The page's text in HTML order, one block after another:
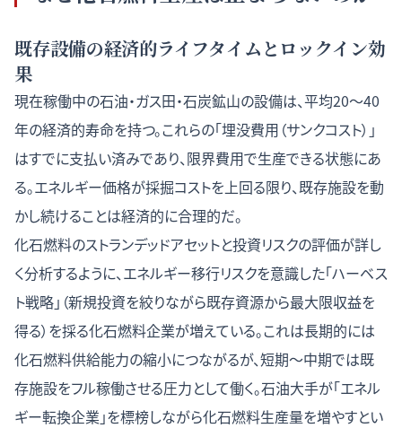
既存設備の経済的ライフタイムとロックイン効
果
現在稼働中の石油・ガス田・石炭鉱山の設備は、平均20〜40
年の経済的寿命を持つ。これらの「埋没費用（サンクコスト）」
はすでに支払い済みであり、限界費用で生産できる状態にあ
る。エネルギー価格が採掘コストを上回る限り、既存施設を動
かし続けることは経済的に合理的だ。
化石燃料のストランデッドアセットと投資リスクの評価が詳し
く分析するように、エネルギー移行リスクを意識した「ハーベス
ト戦略」（新規投資を絞りながら既存資源から最大限収益を
得る）を採る化石燃料企業が増えている。これは長期的には
化石燃料供給能力の縮小につながるが、短期〜中期では既
存施設をフル稼働させる圧力として働く。石油大手が「エネル
ギー転換企業」を標榜しながら化石燃料生産量を増やすとい